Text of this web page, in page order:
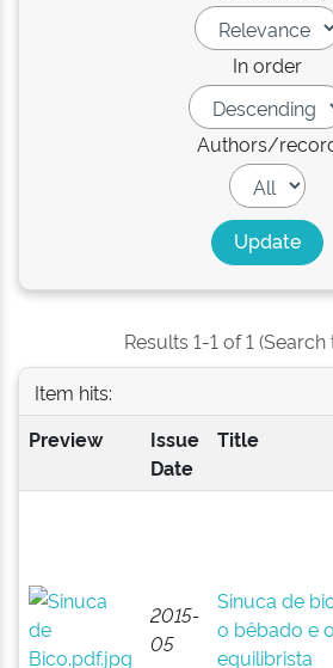
In order
Authors/
Results 1-1 of 1
Item hits:
Preview
Issue
Date
Title
2015-
05
Sinuca de
o bêbado e o
equilibrista